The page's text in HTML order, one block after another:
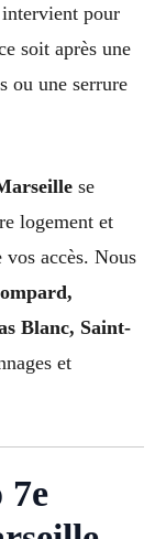
intervient pour
soit après une
ou une serrure
se
logement et
accès. Nous
Blanc, Saint-
et